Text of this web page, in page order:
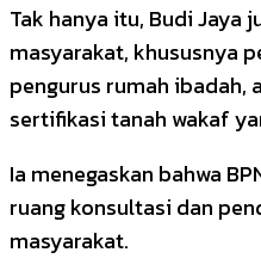
Tak hanya itu, Budi Jaya
masyarakat, khususnya
pengurus rumah ibadah,
sertifikasi tanah wakaf
Ia menegaskan bahwa
ruang konsultasi dan
masyarakat.